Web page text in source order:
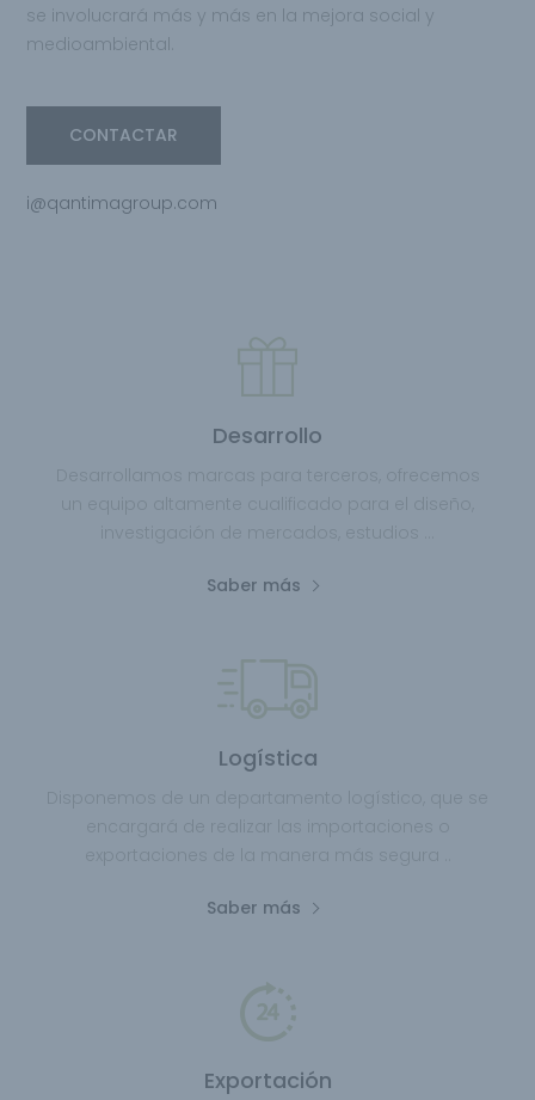
se involucrará más y más en la mejora social y
medioambiental.
CONTACTAR
i@qantimagroup.com
Desarrollo
Saber más
Logística
Saber más
Exportación